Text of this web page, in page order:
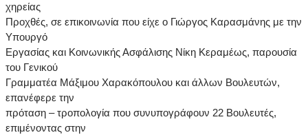
χηρείας
Προχθές, σε επικοινωνία που είχε ο Γιώργος Καρασμάνης με την
Υπουργό
Εργασίας και Κοινωνικής Ασφάλισης Νίκη Κεραμέως, παρουσία
του Γενικού
Γραμματέα Μάξιμου Χαρακόπουλου και άλλων Βουλευτών,
επανέφερε την
πρόταση – τροπολογία που συνυπογράφουν 22 Βουλευτές,
επιμένοντας στην